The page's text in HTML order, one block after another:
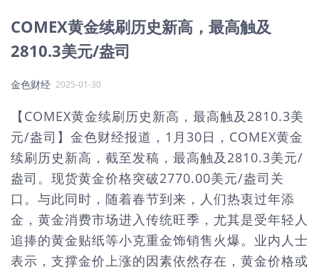
COMEX黄金续刷历史新高，最高触及
2810.3美元/盎司
金色财经 2025-01-30
【COMEX黄金续刷历史新高，最高触及2810.3美
元/盎司】金色财经报道，1月30日，COMEX黄金
续刷历史新高，截至发稿，最高触及2810.3美元/
盎司。现货黄金价格突破2770.00美元/盎司关
口。与此同时，随着春节到来，人们热衷过年添
金，黄金消费市场进入传统旺季，尤其是受年轻人
追捧的黄金贴纸等小克重金饰销售火爆。业内人士
表示，支撑金价上涨的因素依然存在，黄金价格或